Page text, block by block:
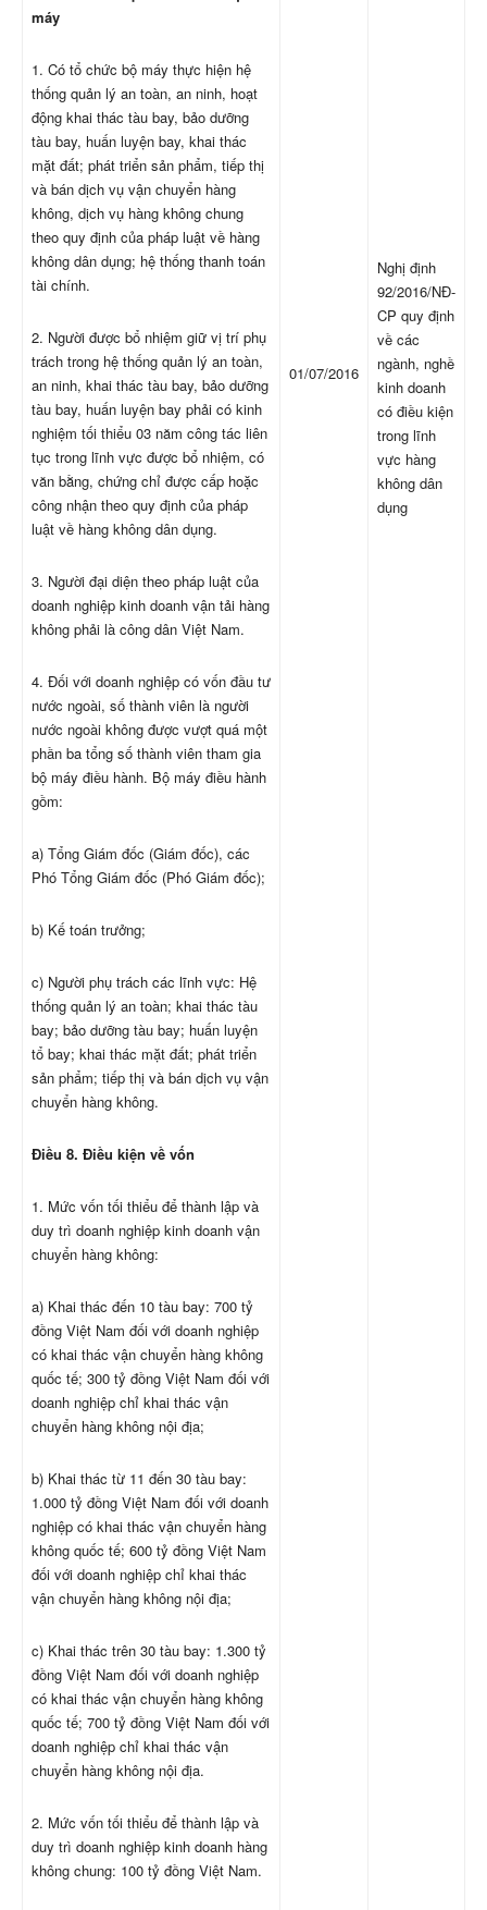
máy
1. Có tổ chức bộ máy thực hiện hệ
thống quản lý an toàn, an ninh, hoạt
động khai thác tàu bay, bảo dưỡng
tàu bay, huấn luyện bay, khai thác
mặt đất; phát triển sản phẩm, tiếp thị
và bán dịch vụ vận chuyển hàng
không, dịch vụ hàng không chung
theo quy định của pháp luật về hàng
không dân dụng; hệ thống thanh toán
tài chính.
2. Người được bổ nhiệm giữ vị trí phụ
trách trong hệ thống quản lý an toàn,
an ninh, khai thác tàu bay, bảo dưỡng
tàu bay, huấn luyện bay phải có kinh
nghiệm tối thiểu 03 năm công tác liên
tục trong lĩnh vực được bổ nhiệm, có
văn bằng, chứng chỉ được cấp hoặc
công nhận theo quy định của pháp
luật về hàng không dân dụng.
3. Người đại diện theo pháp luật của
doanh nghiệp kinh doanh vận tải hàng
không phải là công dân Việt Nam.
4. Đối với doanh nghiệp có vốn đầu tư
nước ngoài, số thành viên là người
nước ngoài không được vượt quá một
phần ba tổng số thành viên tham gia
bộ máy điều hành. Bộ máy điều hành
gồm:
a) Tổng Giám đốc (Giám đốc), các
Phó Tổng Giám đốc (Phó Giám đốc);
b) Kế toán trưởng;
c) Người phụ trách các lĩnh vực: Hệ
thống quản lý an toàn; khai thác tàu
bay; bảo dưỡng tàu bay; huấn luyện
tổ bay; khai thác mặt đất; phát triển
sản phẩm; tiếp thị và bán dịch vụ vận
chuyển hàng không.
Điều 8. Điều kiện về vốn
1. Mức vốn tối thiểu để thành lập và
duy trì doanh nghiệp kinh doanh vận
chuyển hàng không:
a) Khai thác đến 10 tàu bay: 700 tỷ
đồng Việt Nam đối với doanh nghiệp
có khai thác vận chuyển hàng không
quốc tế; 300 tỷ đồng Việt Nam đối với
doanh nghiệp chỉ khai thác vận
chuyển hàng không nội địa;
b) Khai thác từ 11 đến 30 tàu bay:
1.000 tỷ đồng Việt Nam đối với doanh
nghiệp có khai thác vận chuyển hàng
không quốc tế; 600 tỷ đồng Việt Nam
đối với doanh nghiệp chỉ khai thác
vận chuyển hàng không nội địa;
c) Khai thác trên 30 tàu bay: 1.300 tỷ
đồng Việt Nam đối với doanh nghiệp
có khai thác vận chuyển hàng không
quốc tế; 700 tỷ đồng Việt Nam đối với
doanh nghiệp chỉ khai thác vận
chuyển hàng không nội địa.
2. Mức vốn tối thiểu để thành lập và
duy trì doanh nghiệp kinh doanh hàng
không chung: 100 tỷ đồng Việt Nam.
01/07/2016
Nghị định
92/2016/NĐ-
CP quy định
về các
ngành, nghề
kinh doanh
có điều kiện
trong lĩnh
vực hàng
không dân
dụng